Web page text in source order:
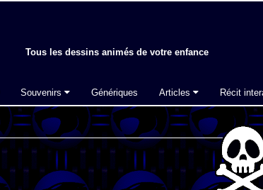
Tous les dessins animés de votre enfance
Souvenirs Génériques Articles Récit